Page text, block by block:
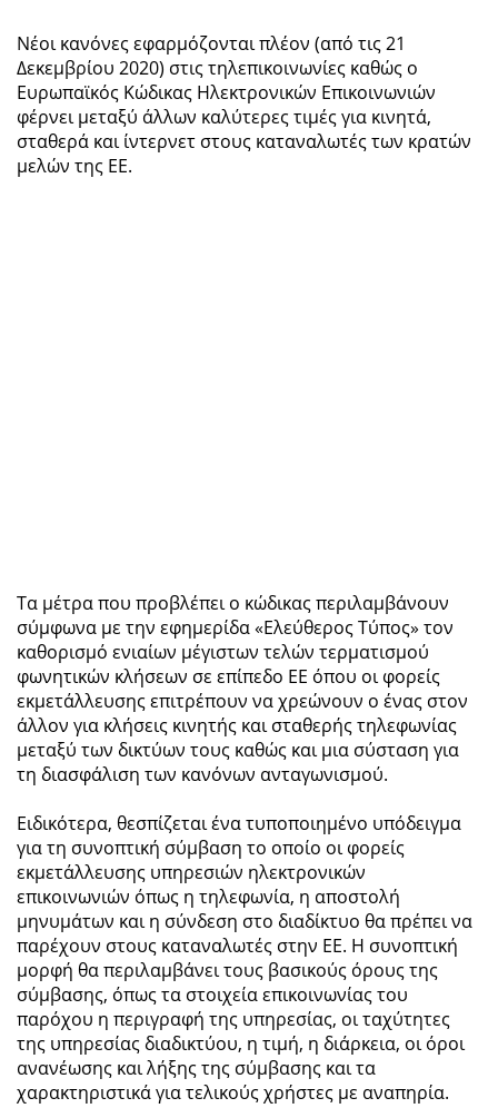
Νέοι κανόνες εφαρμόζονται πλέον (από τις 21
Δεκεμβρίου 2020) στις τηλεπικοινωνίες καθώς ο
Ευρωπαϊκός Κώδικας Ηλεκτρονικών Επικοινωνιών
φέρνει μεταξύ άλλων καλύτερες τιμές για κινητά,
σταθερά και ίντερνετ στους καταναλωτές των κρατών
μελών της ΕΕ.
Τα μέτρα που προβλέπει ο κώδικας περιλαμβάνουν
σύμφωνα με την εφημερίδα «Ελεύθερος Τύπος» τον
καθορισμό ενιαίων μέγιστων τελών τερματισμού
φωνητικών κλήσεων σε επίπεδο ΕΕ όπου οι φορείς
εκμετάλλευσης επιτρέπουν να χρεώνουν ο ένας στον
άλλον για κλήσεις κινητής και σταθερής τηλεφωνίας
μεταξύ των δικτύων τους καθώς και μια σύσταση για
τη διασφάλιση των κανόνων ανταγωνισμού.
Ειδικότερα, θεσπίζεται ένα τυποποιημένο υπόδειγμα
για τη συνοπτική σύμβαση το οποίο οι φορείς
εκμετάλλευσης υπηρεσιών ηλεκτρονικών
επικοινωνιών όπως η τηλεφωνία, η αποστολή
μηνυμάτων και η σύνδεση στο διαδίκτυο θα πρέπει να
παρέχουν στους καταναλωτές στην ΕΕ. Η συνοπτική
μορφή θα περιλαμβάνει τους βασικούς όρους της
σύμβασης, όπως τα στοιχεία επικοινωνίας του
παρόχου η περιγραφή της υπηρεσίας, οι ταχύτητες
της υπηρεσίας διαδικτύου, η τιμή, η διάρκεια, οι όροι
ανανέωσης και λήξης της σύμβασης και τα
χαρακτηριστικά για τελικούς χρήστες με αναπηρία.